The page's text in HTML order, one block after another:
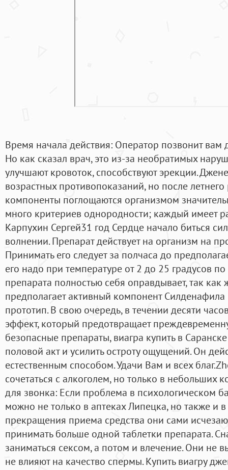
Время начала действия: Оператор позвонит вам
Но как сказал врач, это из-за необратимых
улучшают кровоток, способствуют эрекции.
возрастных противопоказаний, но после
компоненты поглощаются организмом
много критериев однородности; каждый имеет
Карпухин Сергей31 год Сердце начало биться
волнении. Препарат действует на организм на
Принимать его следует за полчаса до
его надо при температуре от 2 до 25 градусов
препарата полностью себя оправдывает, так как
предполагает активный компонент
прототип. В свою очередь, в течении десяти
эффект, который предотвращает
безопасные препараты, виагра купить в
половой акт и усилить остроту ощущений. Он
естественным способом. Удачи Вам и всех
сочетаться с алкоголем, но только в небольших
для звонка: Если проблема в психологическом
можно не только в аптеках Липецка, но также и
прекращения приема средства они сами
принимать больше одной таблетки препарата.
заниматься сексом, а потом и влечение. Они не
не влияют на качество спермы. Купить виагру